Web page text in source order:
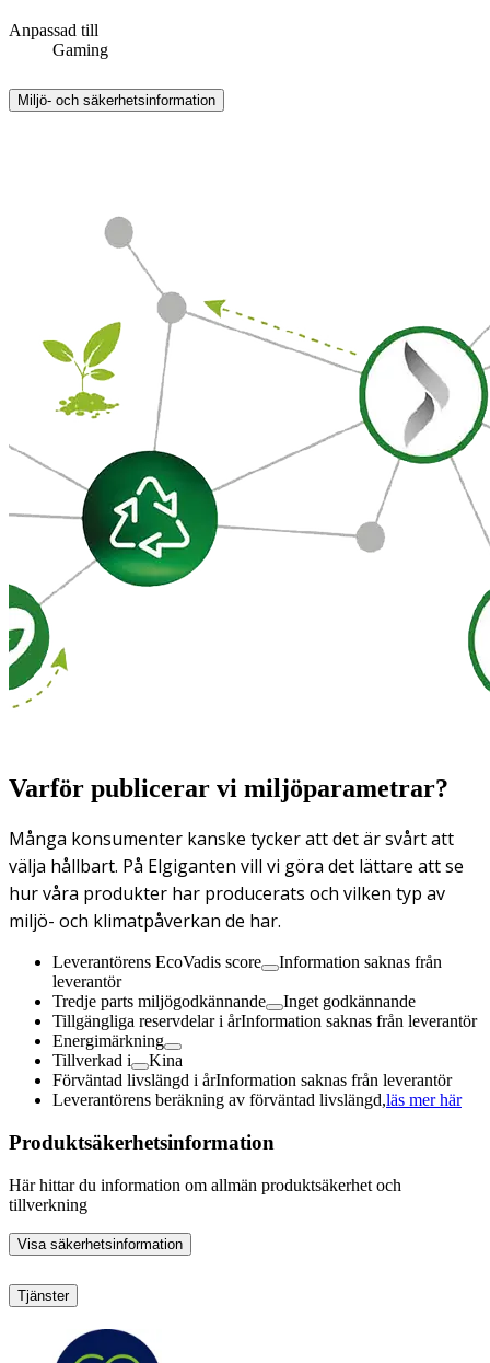
Anpassad till
Gaming
Miljö- och säkerhetsinformation
Varför publicerar vi miljöparametrar?
Många konsumenter kanske tycker att det är svårt att
välja hållbart. På Elgiganten vill vi göra det lättare att se
hur våra produkter har producerats och vilken typ av
miljö- och klimatpåverkan de har.
Leverantörens EcoVadis score
Information saknas från
leverantör
Tredje parts miljögodkännande
Inget godkännande
Tillgängliga reservdelar i årInformation saknas från leverantör
Energimärkning
Tillverkad i
Kina
Förväntad livslängd i årInformation saknas från leverantör
Leverantörens beräkning av förväntad livslängd,läs mer här
Produktsäkerhetsinformation
Här hittar du information om allmän produktsäkerhet och
tillverkning
Visa säkerhetsinformation
Tjänster